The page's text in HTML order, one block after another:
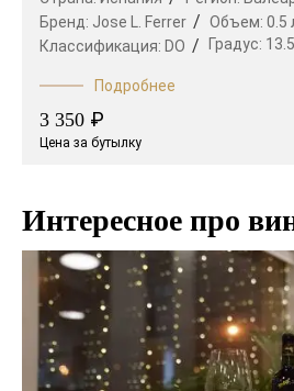
Бренд: Jose L. Ferrer Объем: 0.5
Классификация: DO Градус: 13.5
Подробнее
3 350 ₽
Цена за бутылку
Интересное про